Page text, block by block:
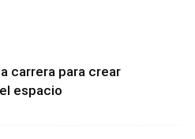
carrera para crear
espacio